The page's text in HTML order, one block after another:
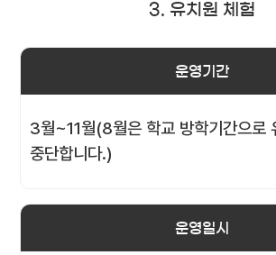
3. 유치원 체험
운영기간
3월~11월(8월은 학교 방학기간으로
중단합니다.)
운영일시